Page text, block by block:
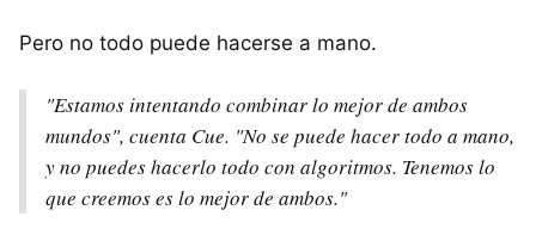
Pero no todo puede hacerse a mano.
"Estamos intentando combinar lo mejor de ambos
mundos", cuenta Cue. "No se puede hacer todo a mano,
y no puedes hacerlo todo con algoritmos. Tenemos lo
que creemos es lo mejor de ambos."